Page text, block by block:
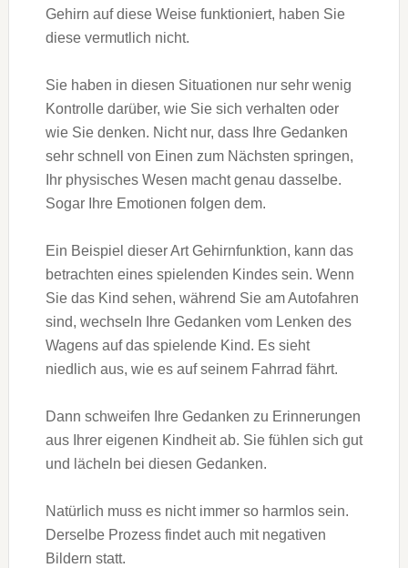
Gehirn auf diese Weise funktioniert, haben Sie
diese vermutlich nicht.
Sie haben in diesen Situationen nur sehr wenig
Kontrolle darüber, wie Sie sich verhalten oder
wie Sie denken. Nicht nur, dass Ihre Gedanken
sehr schnell von Einen zum Nächsten springen,
Ihr physisches Wesen macht genau dasselbe.
Sogar Ihre Emotionen folgen dem.
Ein Beispiel dieser Art Gehirnfunktion, kann das
betrachten eines spielenden Kindes sein. Wenn
Sie das Kind sehen, während Sie am Autofahren
sind, wechseln Ihre Gedanken vom Lenken des
Wagens auf das spielende Kind. Es sieht
niedlich aus, wie es auf seinem Fahrrad fährt.
Dann schweifen Ihre Gedanken zu Erinnerungen
aus Ihrer eigenen Kindheit ab. Sie fühlen sich gut
und lächeln bei diesen Gedanken.
Natürlich muss es nicht immer so harmlos sein.
Derselbe Prozess findet auch mit negativen
Bildern statt.